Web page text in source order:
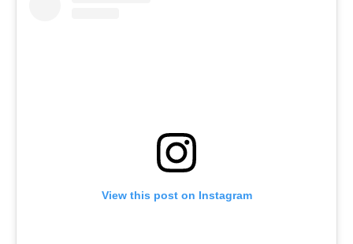
View this post on Instagram